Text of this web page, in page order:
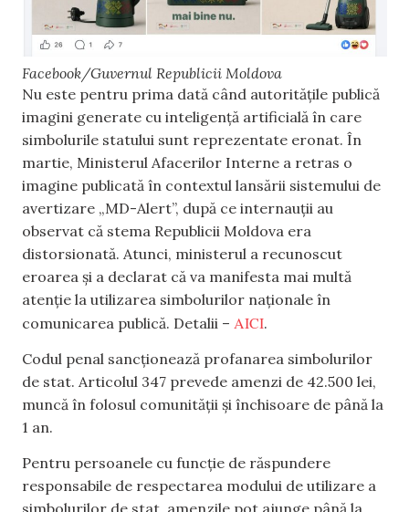
Facebook/Guvernul Republicii Moldova
Nu este pentru prima dată când autoritățile publică
imagini generate cu inteligență artificială în care
simbolurile statului sunt reprezentate eronat. În
martie, Ministerul Afacerilor Interne a retras o
imagine publicată în contextul lansării sistemului de
avertizare „MD-Alert”, după ce internauții au
observat că stema Republicii Moldova era
distorsionată. Atunci, ministerul a recunoscut
eroarea și a declarat că va manifesta mai multă
atenție la utilizarea simbolurilor naționale în
comunicarea publică. Detalii – AICI.
Codul penal sancționează profanarea simbolurilor
de stat. Articolul 347 prevede amenzi de 42.500 lei,
muncă în folosul comunității și închisoare de până la
1 an.
Pentru persoanele cu funcție de răspundere
responsabile de respectarea modului de utilizare a